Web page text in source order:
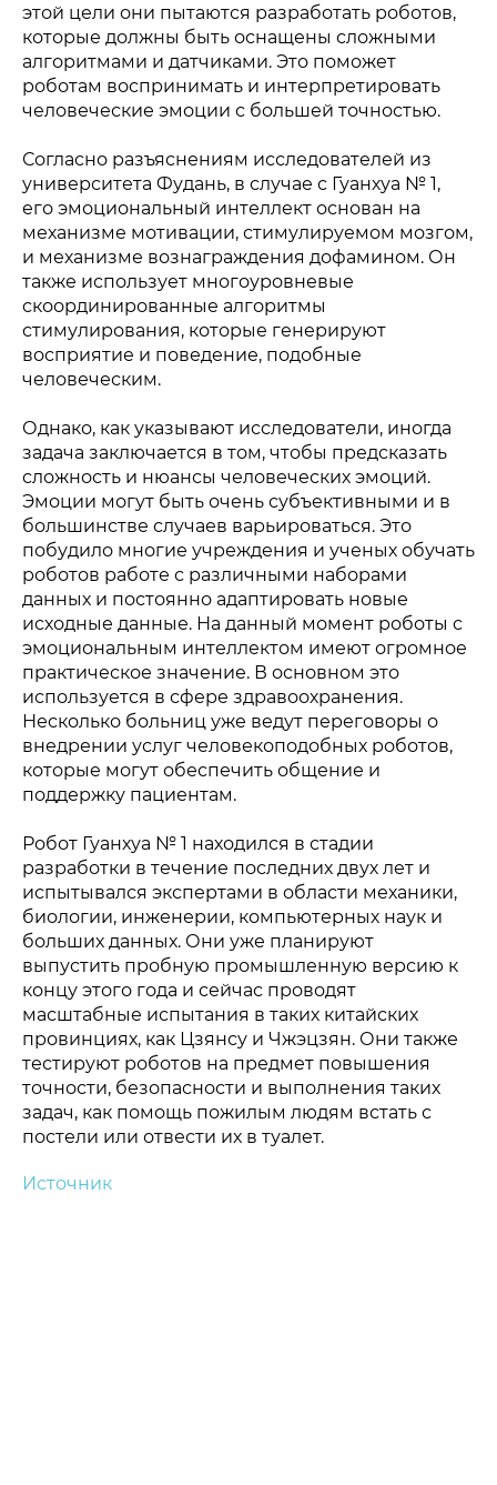
этой цели они пытаются разработать роботов,
которые должны быть оснащены сложными
алгоритмами и датчиками. Это поможет
роботам воспринимать и интерпретировать
человеческие эмоции с большей точностью.
Согласно разъяснениям исследователей из
университета Фудань, в случае с Гуанхуа № 1,
его эмоциональный интеллект основан на
механизме мотивации, стимулируемом мозгом,
и механизме вознаграждения дофамином. Он
также использует многоуровневые
скоординированные алгоритмы
стимулирования, которые генерируют
восприятие и поведение, подобные
человеческим.
Однако, как указывают исследователи, иногда
задача заключается в том, чтобы предсказать
сложность и нюансы человеческих эмоций.
Эмоции могут быть очень субъективными и в
большинстве случаев варьироваться. Это
побудило многие учреждения и ученых обучать
роботов работе с различными наборами
данных и постоянно адаптировать новые
исходные данные. На данный момент роботы с
эмоциональным интеллектом имеют огромное
практическое значение. В основном это
используется в сфере здравоохранения.
Несколько больниц уже ведут переговоры о
внедрении услуг человекоподобных роботов,
которые могут обеспечить общение и
поддержку пациентам.
Робот Гуанхуа № 1 находился в стадии
разработки в течение последних двух лет и
испытывался экспертами в области механики,
биологии, инженерии, компьютерных наук и
больших данных. Они уже планируют
выпустить пробную промышленную версию к
концу этого года и сейчас проводят
масштабные испытания в таких китайских
провинциях, как Цзянсу и Чжэцзян. Они также
тестируют роботов на предмет повышения
точности, безопасности и выполнения таких
задач, как помощь пожилым людям встать с
постели или отвести их в туалет.
Источник
© 2015-2026 НАУРР. Все права защищены. При использовании
материалов ссылка на ROBOTUNION.RU — обязательна
Политика конфиденциальности
© 2015-2026 НАУРР. Все права защищены.
При использовании материалов ссылка на ROBOTUNION.RU —
обязательна